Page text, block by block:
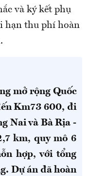
và ký kết phụ
hạn thu phí hoàn
mở rộng Quốc
Km73 600, đi
Nai và Bà Rịa -
km, quy mô 6
hợp, với tổng
Dự án đã hoàn